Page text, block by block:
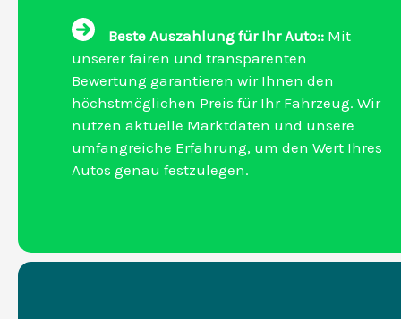
Beste Auszahlung für Ihr Auto:: Mit
unserer fairen und transparenten
Bewertung garantieren wir Ihnen den
höchstmöglichen Preis für Ihr Fahrzeug. Wir
nutzen aktuelle Marktdaten und unsere
umfangreiche Erfahrung, um den Wert Ihres
Autos genau festzulegen.